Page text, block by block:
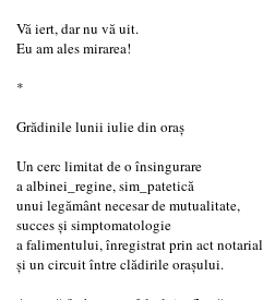
Vă iert, dar nu vă uit.
Eu am ales mirarea!
*
Grădinile lunii iulie din oraș
Un cerc limitat de o însingurare
a albinei_regine, sim_patetică
unui legământ necesar de mutualitate,
succes și simptomatologie
a falimentului, înregistrat prin act notarial
și un circuit între clădirile orașului.